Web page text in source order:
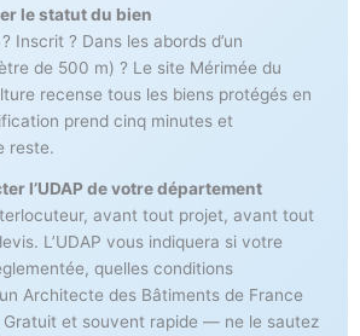
le statut du bien
Inscrit ? Dans les abords d’un
de 500 m) ? Le site Mérimée du
recense tous les biens protégés en
prend cinq minutes et
reste.
l’UDAP de votre département
avant tout projet, avant tout
L’UDAP vous indiquera si votre
quelles conditions
Architecte des Bâtiments de France
et souvent rapide — ne le sautez